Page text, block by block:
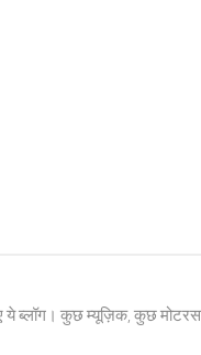
कुछ म्यूज़िक, कुछ